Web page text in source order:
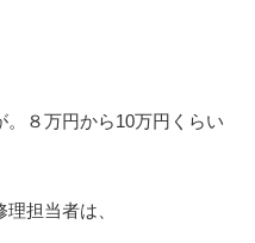
８万円から10万円くらい
担当者は、